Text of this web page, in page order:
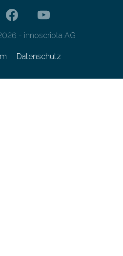
- innoscripta AG
Datenschutz